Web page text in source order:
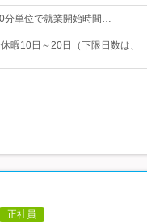
分単位で就業開始時間…
暇10日～20日（下限日数は、
正社員